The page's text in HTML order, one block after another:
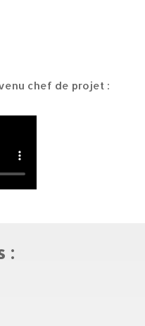
chef de projet :
: